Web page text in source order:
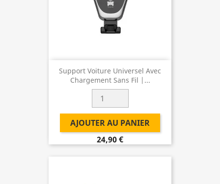
Support Voiture Universel Avec
Chargement Sans Fil |...
AJOUTER AU PANIER
24,90 €